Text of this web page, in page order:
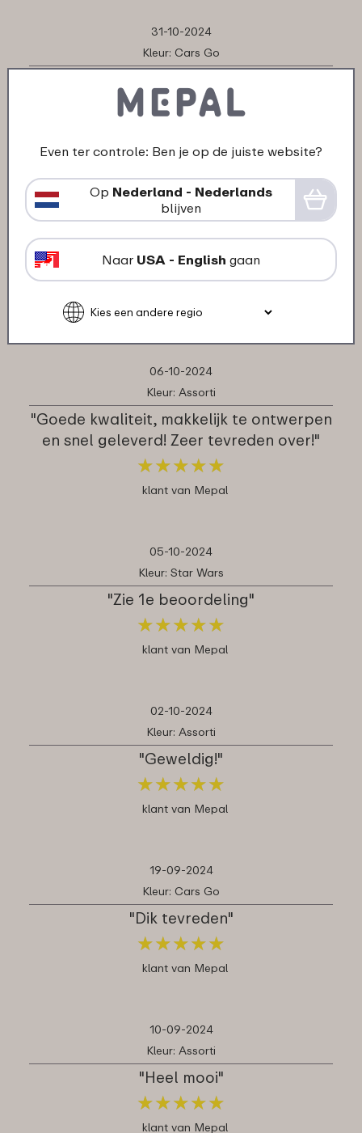
31-10-2024
Kleur: Cars Go
vindt ik de levering iets te lang duren"
★ ★ ★ ★
★ ★ ★ ★
klant van Mepal
07-10-2024
"Goede kwaliteit bekers"
★★★★★
★★★★★
klant van Mepal
06-10-2024
Kleur: Assorti
"Goede kwaliteit, makkelijk te ontwerpen
en snel geleverd! Zeer tevreden over!"
★★★★★
★★★★★
klant van Mepal
05-10-2024
Kleur: Star Wars
"Zie 1e beoordeling"
★★★★★
★★★★★
klant van Mepal
02-10-2024
Kleur: Assorti
"Geweldig!"
★★★★★
★★★★★
klant van Mepal
19-09-2024
Kleur: Cars Go
"Dik tevreden"
★★★★★
★★★★★
klant van Mepal
10-09-2024
Kleur: Assorti
"Heel mooi"
★★★★★
★★★★★
klant van Mepal
Even ter controle: Ben je op de juiste website?
Op Nederland - Nederlands
blijven
Naar USA - English gaan